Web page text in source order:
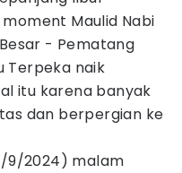
moment Maulid Nabi
- Pematang
Terpeka naik
itu karena banyak
dan berpergian ke
9/2024) malam